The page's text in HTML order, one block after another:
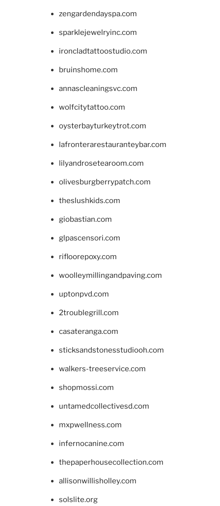
zengardendayspa.com
sparklejewelryinc.com
ironcladtattoostudio.com
bruinshome.com
annascleaningsvc.com
wolfcitytattoo.com
oysterbayturkeytrot.com
lafronterarestauranteybar.com
lilyandrosetearoom.com
olivesburgberrypatch.com
theslushkids.com
giobastian.com
glpascensori.com
rifloorepoxy.com
woolleymillingandpaving.com
uptonpvd.com
2troublegrill.com
casateranga.com
sticksandstonesstudiooh.com
walkers-treeservice.com
shopmossi.com
untamedcollectivesd.com
mxpwellness.com
infernocanine.com
thepaperhousecollection.com
allisonwillisholley.com
solslite.org